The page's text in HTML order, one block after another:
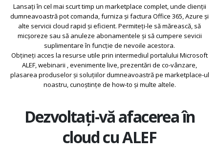
Lansați în cel mai scurt timp un marketplace complet, unde clienții
dumneavoastră pot comanda, furniza și factura Office 365, Azure și
alte servicii cloud rapid și eficient. Permiteți-le să mărească, să
micșoreze sau să anuleze abonamentele și să cumpere sevicii
suplimentare în funcție de nevoile acestora.
Obțineți acces la resurse utile prin intermediul portalului Microsoft
ALEF, webinarii , evenimente live, prezentări de co-vânzare,
plasarea produselor și soluțiilor dumneavoastră pe marketplace-ul
noastru, cunoștințe de how-to și multe altele.
Dezvoltați-vă afacerea în
cloud cu ALEF